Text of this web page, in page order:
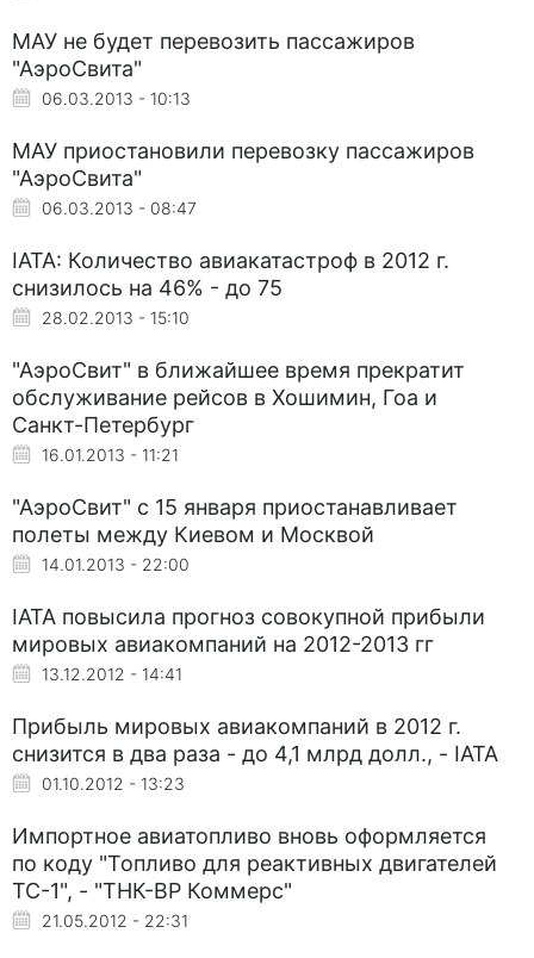
МАУ не будет перевозить пассажиров
"АэроСвита"
06.03.2013 - 10:13
МАУ приостановили перевозку пассажиров
"АэроСвита"
06.03.2013 - 08:47
IATA: Количество авиакатастроф в 2012 г.
снизилось на 46% - до 75
28.02.2013 - 15:10
"АэроСвит" в ближайшее время прекратит
обслуживание рейсов в Хошимин, Гоа и
Санкт-Петербург
16.01.2013 - 11:21
"АэроСвит" с 15 января приостанавливает
полеты между Киевом и Москвой
14.01.2013 - 22:00
IATA повысила прогноз совокупной прибыли
мировых авиакомпаний на 2012-2013 гг
13.12.2012 - 14:41
Прибыль мировых авиакомпаний в 2012 г.
снизится в два раза - до 4,1 млрд долл., - IATA
01.10.2012 - 13:23
Импортное авиатопливо вновь оформляется
по коду "Топливо для реактивных двигателей
ТС-1", - "ТНК-ВР Коммерс"
21.05.2012 - 22:31